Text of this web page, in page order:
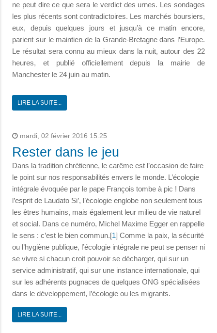
ne peut dire ce que sera le verdict des urnes. Les sondages
les plus récents sont contradictoires. Les marchés boursiers,
eux, depuis quelques jours et jusqu’à ce matin encore,
parient sur le maintien de la Grande-Bretagne dans l’Europe.
Le résultat sera connu au mieux dans la nuit, autour des 22
heures, et publié officiellement depuis la mairie de
Manchester le 24 juin au matin.
LIRE LA SUITE...
mardi, 02 février 2016 15:25
Rester dans le jeu
Dans la tradition chrétienne, le carême est l’occasion de faire
le point sur nos responsabilités envers le monde. L’écologie
intégrale évoquée par le pape François tombe à pic ! Dans
l’esprit de Laudato Si’, l’écologie englobe non seulement tous
les êtres humains, mais également leur milieu de vie naturel
et social. Dans ce numéro, Michel Maxime Egger en rappelle
le sens : c’est le bien commun.[1] Comme la paix, la sécurité
ou l’hygiène publique, l’écologie intégrale ne peut se penser ni
se vivre si chacun croit pouvoir se décharger, qui sur un
service administratif, qui sur une instance internationale, qui
sur les adhérents pugnaces de quelques ONG spécialisées
dans le développement, l’écologie ou les migrants.
LIRE LA SUITE...